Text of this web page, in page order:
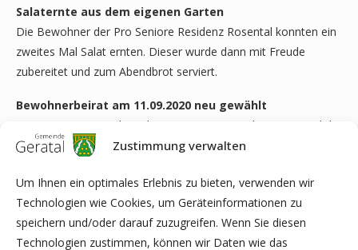
Zustimmung verwalten
Um Ihnen ein optimales Erlebnis zu bieten, verwenden wir
Technologien wie Cookies, um Geräteinformationen zu
speichern und/oder darauf zuzugreifen. Wenn Sie diesen
Technologien zustimmen, können wir Daten wie das
Salaternte aus dem eigenen Garten
Die Bewohner der Pro Seniore Residenz Rosental konnten ein
zweites Mal Salat ernten. Dieser wurde dann mit Freude
zubereitet und zum Abendbrot serviert.
Bewohnerbeirat am 11.09.2020 neu gewählt
Am 11.09.2020 wurde in der Pro Seniore Residenz Rosental der
neue Bewohnerbeirat des Hauses gewählt. Am 14.09.2020
Mitglieder wurden gebührend verabschiedet. Die gewählten
Bewohnerinnen und Bewohner befinden sich bis zur Neuwahl
im September 2022 im Amt und vertreten die Interessen der
Bewohner und setzen sich für die dauerhafte Verschönerung